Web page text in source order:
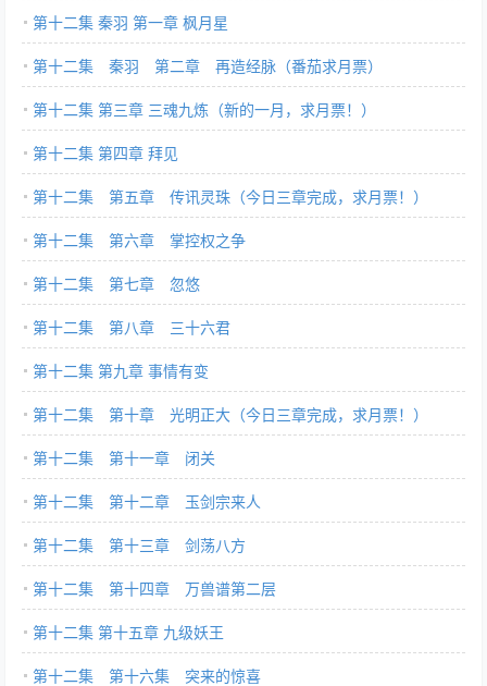
第十二集 秦羽 第一章 枫月星
第十二集 秦羽 第二章 再造经脉（番茄求月票）
第十二集 第三章 三魂九炼（新的一月，求月票！）
第十二集 第四章 拜见
第十二集 第五章 传讯灵珠（今日三章完成，求月票！）
第十二集 第六章 掌控权之争
第十二集 第七章 忽悠
第十二集 第八章 三十六君
第十二集 第九章 事情有变
第十二集 第十章 光明正大（今日三章完成，求月票！）
第十二集 第十一章 闭关
第十二集 第十二章 玉剑宗来人
第十二集 第十三章 剑荡八方
第十二集 第十四章 万兽谱第二层
第十二集 第十五章 九级妖王
第十二集 第十六集 突来的惊喜